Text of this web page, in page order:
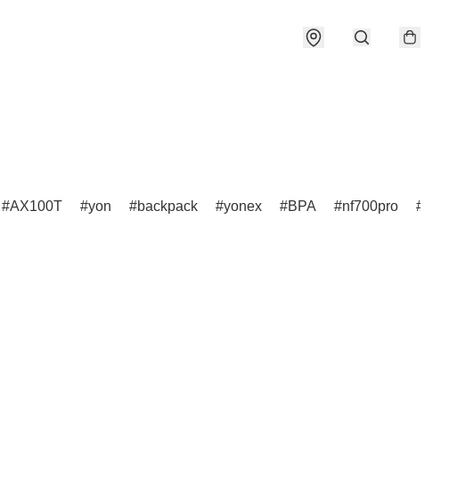
AX100T yon backpack yonex BPA nf700pro